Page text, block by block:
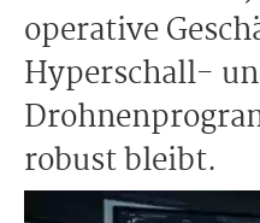
operative
Hyperschall-
robust bleibt.